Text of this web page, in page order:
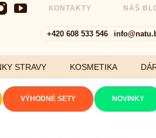
KONTAKTY NÁŠ
+420 608 533 546
STRAVY KOSMETIKA
VÝHODNÉ SETY NOVINKY